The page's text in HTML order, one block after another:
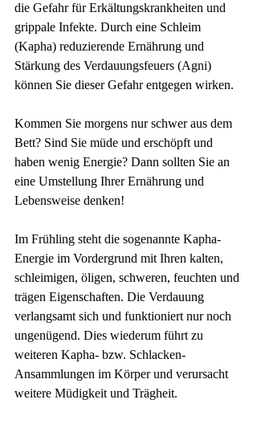
die Gefahr für Erkältungskrankheiten und
grippale Infekte. Durch eine Schleim
(Kapha) reduzierende Ernährung und
Stärkung des Verdauungsfeuers (Agni)
können Sie dieser Gefahr entgegen wirken.
Kommen Sie morgens nur schwer aus dem
Bett? Sind Sie müde und erschöpft und
haben wenig Energie? Dann sollten Sie an
eine Umstellung Ihrer Ernährung und
Lebensweise denken!
Im Frühling steht die sogenannte Kapha-
Energie im Vordergrund mit Ihren kalten,
schleimigen, öligen, schweren, feuchten und
trägen Eigenschaften. Die Verdauung
verlangsamt sich und funktioniert nur noch
ungenügend. Dies wiederum führt zu
weiteren Kapha- bzw. Schlacken-
Ansammlungen im Körper und verursacht
weitere Müdigkeit und Trägheit.